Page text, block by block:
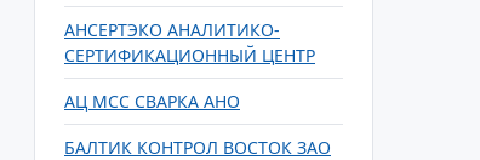
АНСЕРТЭКО АНАЛИТИКО-
СЕРТИФИКАЦИОННЫЙ ЦЕНТР
АЦ МСС СВАРКА АНО
БАЛТИК КОНТРОЛ ВОСТОК ЗАО